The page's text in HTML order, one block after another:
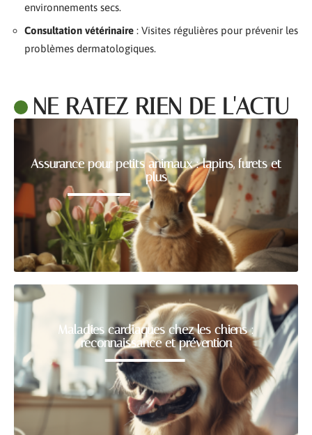
environnements secs.
Consultation vétérinaire : Visites régulières pour prévenir les
problèmes dermatologiques.
NE RATEZ RIEN DE L'ACTU
Assurance pour petits animaux : lapins, furets et
plus
Maladies cardiaques chez les chiens :
reconnaissance et prévention